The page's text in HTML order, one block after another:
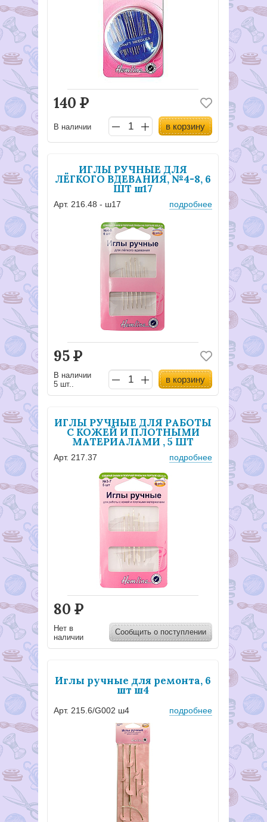
140 Р
В наличии в корзину
ИГЛЫ РУЧНЫЕ ДЛЯ
ЛЁГКОГО ВДЕВАНИЯ, №4-8, 6
ШТ ш17
Арт. 216.48 - ш17 подробнее
95Р
В наличии
5 шт..
в корзину
ИГЛЫ РУЧНЫЕ ДЛЯ РАБОТЫ
С КОЖЕЙ И ПЛОТНЫМИ
МАТЕРИАЛАМИ , 5 ШТ
Арт. 217.37 подробнее
80 Р
Нет в
наличии
Сообщить о поступлении
Иглы ручные для ремонта, 6
шт ш4
Арт. 215.6/G002 ш4 подробнее